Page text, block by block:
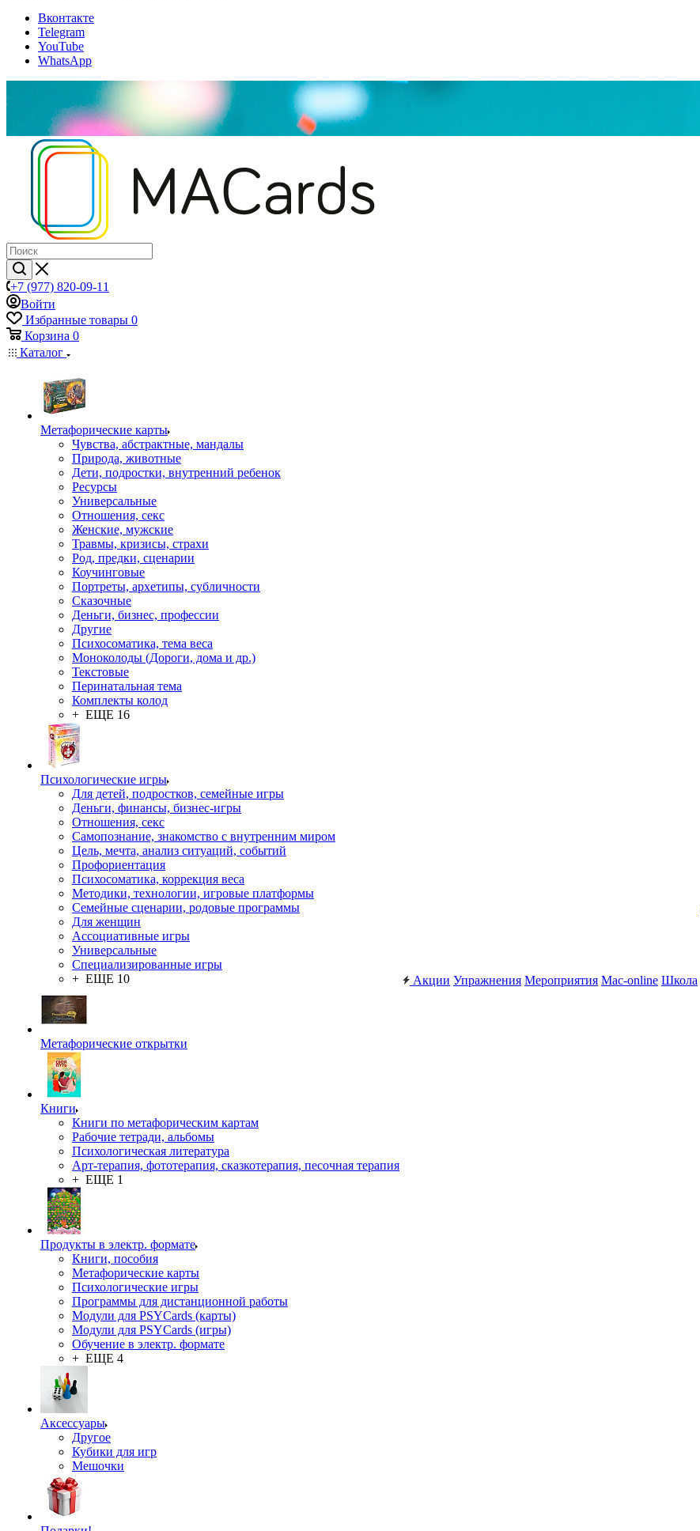
Вконтакте
Telegram
YouTube
WhatsApp
+7 (977) 820-09-11
Войти
Избранные товары 0
Корзина 0
Каталог
Mетафорические карты
Чувства, абстрактные, мандалы
Природа, животные
Дети, подростки, внутренний ребенок
Ресурсы
Универсальные
Отношения, секс
Женские, мужские
Травмы, кризисы, страхи
Род, предки, сценарии
Коучинговые
Портреты, архетипы, субличности
Сказочные
Деньги, бизнес, профессии
Другие
Психосоматика, тема веса
Моноколоды (Дороги, дома и др.)
Текстовые
Перинатальная тема
Комплекты колод
+ ЕЩЕ 16
Психологические игры
Для детей, подростков, семейные игры
Деньги, финансы, бизнес-игры
Отношения, секс
Самопознание, знакомство с внутренним миром
Цель, мечта, анализ ситуаций, событий
Профориентация
Психосоматика, коррекция веса
Методики, технологии, игровые платформы
Семейные сценарии, родовые программы
Для женщин
Ассоциативные игры
Универсальные
Специализированные игры
+ ЕЩЕ 10
Метафорические открытки
Книги
Книги по метафорическим картам
Рабочие тетради, альбомы
Психологическая литература
Арт-терапия, фототерапия, сказкотерапия, песочная терапия
+ ЕЩЕ 1
Продукты в электр. формате
Книги, пособия
Метафорические карты
Психологические игры
Программы для дистанционной работы
Модули для PSYCards (карты)
Модули для PSYCards (игры)
Обучение в электр. формате
+ ЕЩЕ 4
Аксессуары
Другое
Кубики для игр
Мешочки
Акции Упражнения Мероприятия Mac-online Школа